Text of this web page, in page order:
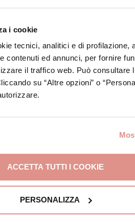
i cookie
tecnici, analitici e di profilazione,
contenuti ed annunci, per fornire
il traffico web. Può consultare
su “Altre opzioni” o
ACCETTA TUTTI I COOKIE
PERSONALIZZA
scottate.
di Mortadella Bologna
precedentemente scottato
è pronto!